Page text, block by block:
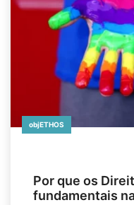
objETHOS
Por que os
fundamentais